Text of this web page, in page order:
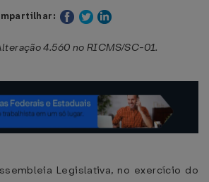
4.560 no RICMS/SC-01.
Legislativa, no exercício do